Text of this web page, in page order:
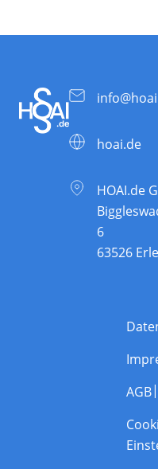
hoai.de
HOAI.de
6
63526
AGB